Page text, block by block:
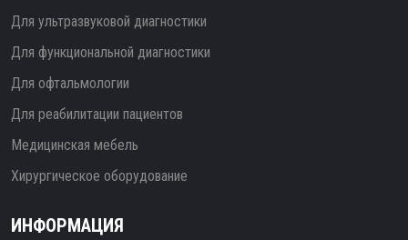
Для ультразвуковой диагностики
Для функциональной диагностики
Для офтальмологии
Для реабилитации пациентов
Медицинская мебель
Хирургическое оборудование
ИНФОРМАЦИЯ